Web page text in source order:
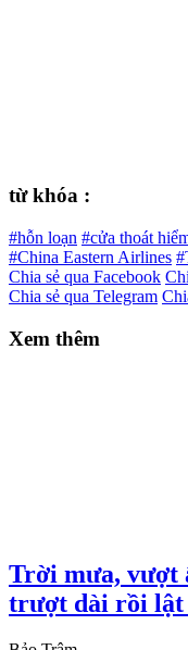
từ khóa :
#hỗn loạn #cửa thoát
#China Eastern Airlines
Chia sẻ qua Facebook
Chia sẻ qua Telegram
Xem thêm
Trời mưa, vượt
trượt dài rồi lật